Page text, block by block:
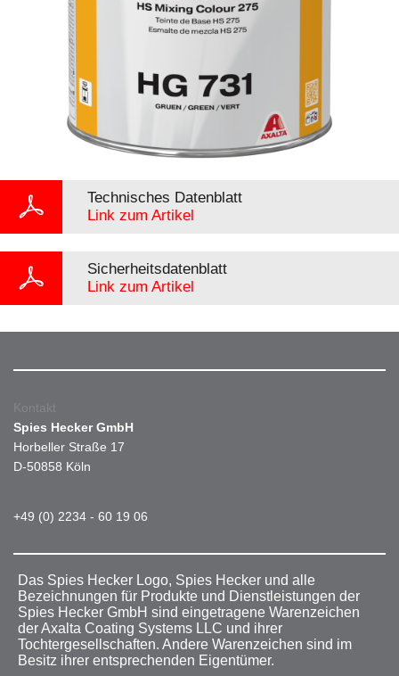
Technisches Datenblatt
Link zum Artikel
Sicherheitsdatenblatt
Link zum Artikel
Kontakt
Spies Hecker GmbH
Horbeller Straße 17
D-50858 Köln
+49 (0) 2234 - 60 19 06
Das Spies Hecker Logo, Spies Hecker und alle
Bezeichnungen für Produkte und Dienstleistungen der
Spies Hecker GmbH sind eingetragene Warenzeichen
der Axalta Coating Systems LLC und ihrer
Tochtergesellschaften. Andere Warenzeichen sind im
Besitz ihrer entsprechenden Eigentümer.